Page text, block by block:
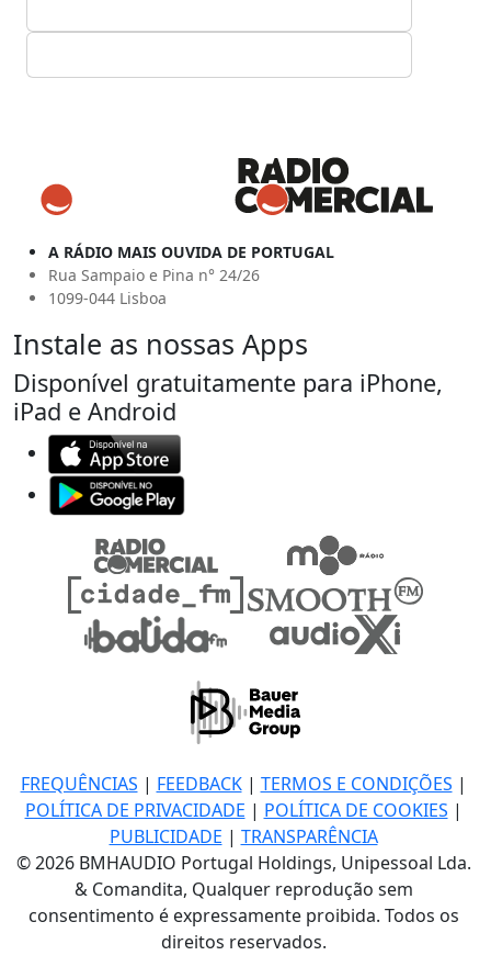
A RÁDIO MAIS OUVIDA DE PORTUGAL
Rua Sampaio e Pina n° 24/26
1099-044 Lisboa
Instale as nossas Apps
Disponível gratuitamente para iPhone,
iPad e Android
FREQUÊNCIAS | FEEDBACK| TERMOS E CONDIÇÕES |
POLÍTICA DE PRIVACIDADE | POLÍTICA DE COOKIES |
PUBLICIDADE | TRANSPARÊNCIA
© 2026 BMHAUDIO Portugal Holdings, Unipessoal Lda.
& Comandita, Qualquer reprodução sem
consentimento é expressamente proibida. Todos os
direitos reservados.